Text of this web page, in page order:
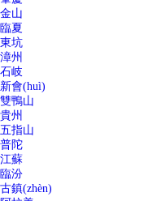
金山
臨夏
東坑
漳州
石岐
新會(huì)
雙鴨山
貴州
五指山
普陀
江蘇
臨汾
古鎮(zhèn)